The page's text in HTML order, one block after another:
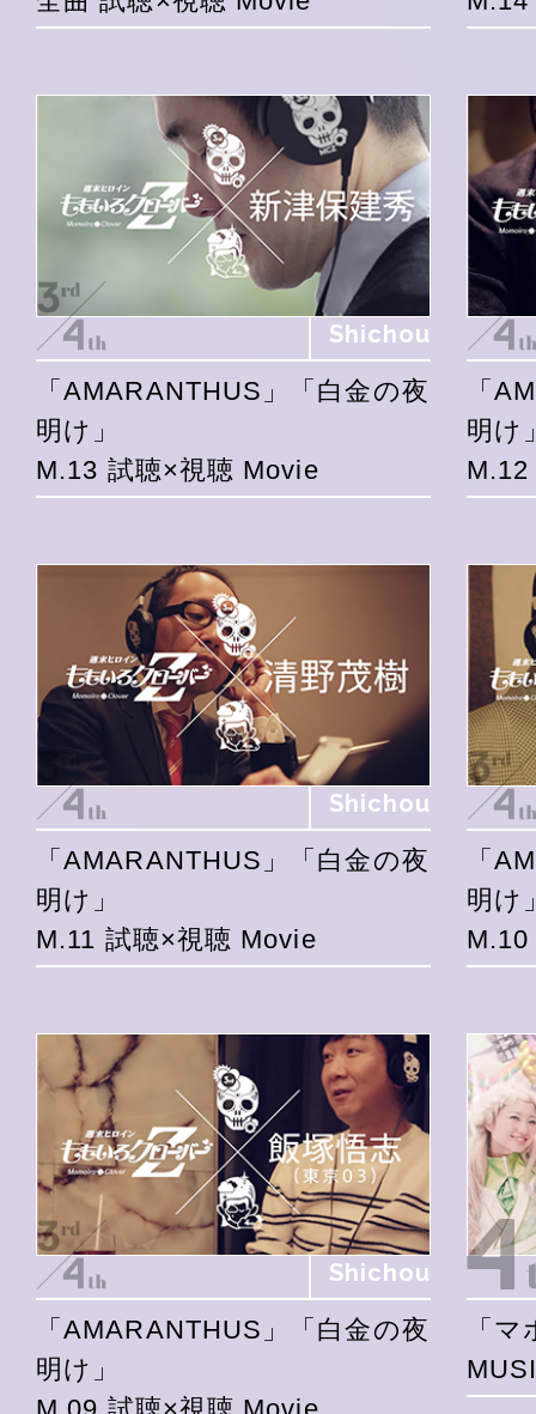
Shichou
「AMARANTHUS」「白金の夜
明け」
M.13 試聴×視聴 Movie
「
明け
Shichou
「AMARANTHUS」「白金の夜
明け」
M.11 試聴×視聴 Movie
「
明け
Shichou
「AMARANTHUS」「白金の夜
明け」
「